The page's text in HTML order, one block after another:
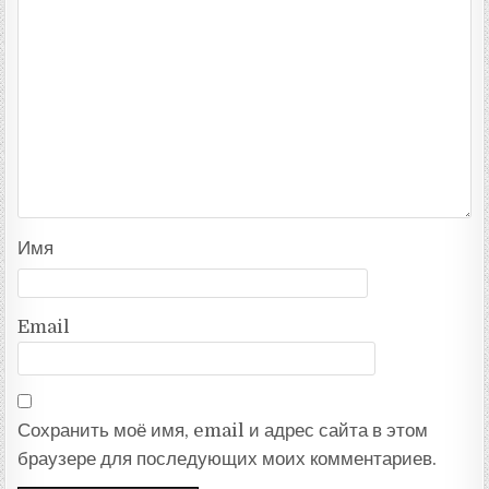
Имя
Email
Сохранить моё имя, email и адрес сайта в этом
браузере для последующих моих комментариев.